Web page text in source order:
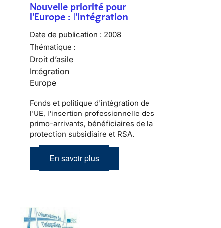
Nouvelle priorité pour
l'Europe : l'intégration
Date de publication : 2008
Thématique :
Droit d’asile
Intégration
Europe
Fonds et politique d'intégration de
l'UE, l'insertion professionnelle des
primo-arrivants, bénéficiaires de la
protection subsidiaire et RSA.
En savoir plus